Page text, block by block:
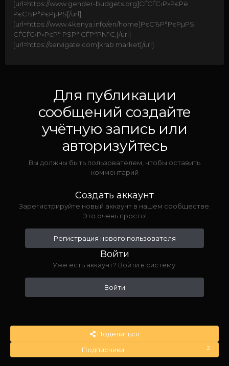
[url=https://www.gender-budgets.org]СЃСЃС‹Р»РєРё
РєСЂР°РєРµРЅ[/url]
[url=https://www.4kenya.info/en/home]РєСЂР°РєРµРЅ
СЃСЃС‹Р»РєР° РЅР° СЃР°Р№С‚[/url]
[url=https://servigate.com]krab market[/url]
Для публикации
сообщений создайте
учётную запись или
авторизуйтесь
Вы должны быть пользователем, чтобы оставить
комментарий
Создать аккаунт
Зарегистрируйте новый аккаунт в нашем сообществе.
Это очень просто!
Регистрация нового пользователя
Войти
Уже есть аккаунт? Войти в систему.
Войти
Поделиться
Подписчики
2